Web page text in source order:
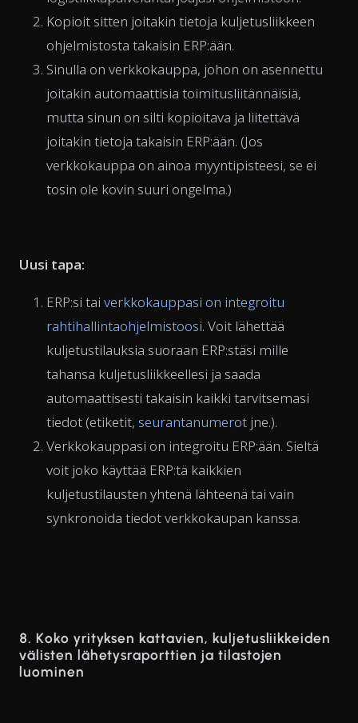
Kopioit sitten joitakin tietoja kuljetusliikkeen
ohjelmistosta takaisin ERP:ään.
Sinulla on verkkokauppa, johon on asennettu
joitakin automaattisia toimitusliitännäisiä,
mutta sinun on silti kopioitava ja liitettävä
joitakin tietoja takaisin ERP:ään. (Jos
verkkokauppa on ainoa myyntipisteesi, se ei
tosin ole kovin suuri ongelma.)
Uusi tapa:
ERP:si tai verkkokauppasi on integroitu
rahtihallintaohjelmistoosi. Voit lähettää
kuljetustilauksia suoraan ERP:stäsi mille
tahansa kuljetusliikkeellesi ja saada
automaattisesti takaisin kaikki tarvitsemasi
tiedot (etiketit, seurantanumerot jne.).
Verkkokauppasi on integroitu ERP:ään. Sieltä
voit joko käyttää ERP:tä kaikkien
kuljetustilausten yhtenä lähteenä tai vain
synkronoida tiedot verkkokaupan kanssa.
8. Koko yrityksen kattavien, kuljetusliikkeiden
välisten lähetysraporttien ja tilastojen
luominen